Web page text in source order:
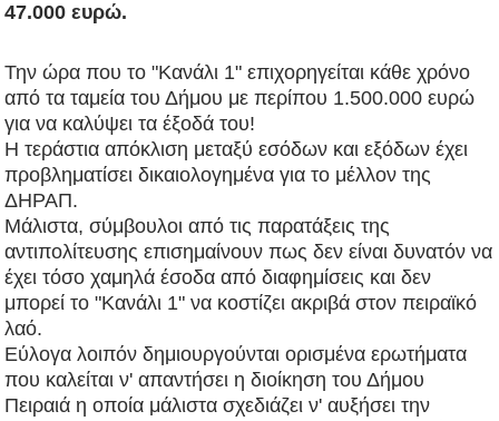
47.000 ευρώ.
Την ώρα που το "Κανάλι 1" επιχορηγείται κάθε χρόνο
από τα ταμεία του Δήμου με περίπου 1.500.000 ευρώ
για να καλύψει ταέξοδά του!
Η τεράστια απόκλιση μεταξύ εσόδων και εξόδων έχει
προβληματίσει δικαιολογημένα για το μέλλον της
ΔΗΡΑΠ.
Μάλιστα, σύμβουλοι από τις παρατάξεις της
αντιπολίτευσης επισημαίνουν πως δεν είναι δυνατόν να
έχει τόσο χαμηλά έσοδα από διαφημίσεις και δεν
μπορεί το "Κανάλι 1" να κοστίζει ακριβά στον πειραϊκό
λαό.
Εύλογα λοιπόν δημιουργούνται ορισμένα ερωτήματα
που καλείται ν' απαντήσει η διοίκηση του Δήμου
Πειραιά η οποία μάλιστα σχεδιάζει ν' αυξήσει την